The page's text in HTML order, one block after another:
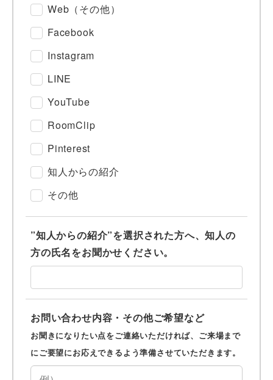
Web（その他）
Facebook
Instagram
LINE
YouTube
RoomClip
Pinterest
知人からの紹介
その他
”知人からの紹介”を選択された方へ、知人の
方の氏名をお聞かせください。
お問い合わせ内容・その他ご希望など
お聞きになりたい点をご連絡いただければ、ご来場まで
にご要望にお応えできるよう準備させていただきます。